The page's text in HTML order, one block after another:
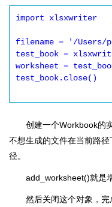
import xlsxwriter
filename = '/Users/
test_book =
worksheet =
test_book.close()
创建一个Workbook的
不想生成的文件在当前路
径。
add_worksheet()就是
然后关闭这个对象，完